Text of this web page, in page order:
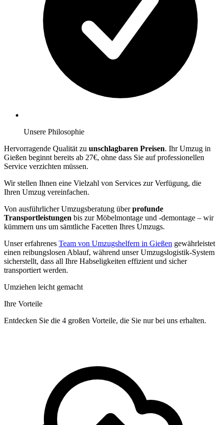
Unsere Philosophie
Hervorragende Qualität zu unschlagbaren Preisen. Ihr Umzug in
Gießen beginnt bereits ab 27€, ohne dass Sie auf professionellen
Service verzichten müssen.
Wir stellen Ihnen eine Vielzahl von Services zur Verfügung, die
Ihren Umzug vereinfachen.
Von ausführlicher Umzugsberatung überprofunde
Transportleistungen bis zur Möbelmontage und -demontage – wir
kümmern uns um sämtliche Facetten Ihres Umzugs.
Unser erfahrenes Team von Umzugshelfern in Gießen gewährleistet
einen reibungslosen Ablauf, während unser Umzugslogistik-System
sicherstellt, dass all Ihre Habseligkeiten effizient und sicher
transportiert werden.
Umziehen leicht gemacht
Ihre Vorteile
Entdecken Sie die 4 großen Vorteile, die Sie nur bei uns erhalten.